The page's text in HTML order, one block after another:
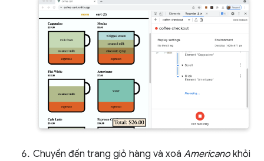
Chuyển đến trang giỏ hàng và xoá Americano khỏi